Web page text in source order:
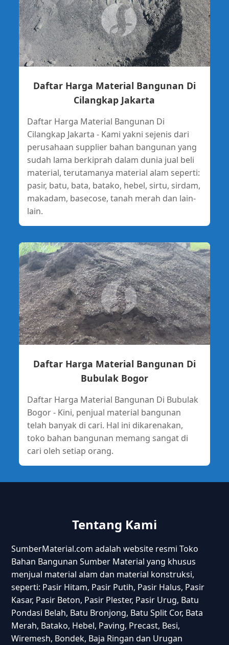
Daftar Harga Material Bangunan Di
Cilangkap Jakarta
Daftar Harga Material Bangunan Di
Cilangkap Jakarta - Kami yakni sejenis dari
perusahaan supplier bahan bangunan yang
sudah lama berkiprah dalam dunia jual beli
material, terutamanya material alam seperti:
pasir, batu, bata, batako, hebel, sirtu, sirdam,
makadam, basecose, tanah merah dan lain-
lain.
Daftar Harga Material Bangunan Di
Bubulak Bogor
Daftar Harga Material Bangunan Di Bubulak
Bogor - Kini, penjual material bangunan
telah banyak di cari. Hal ini dikarenakan,
toko bahan bangunan memang sangat di
cari oleh setiap orang.
Tentang Kami
SumberMaterial.com adalah website resmi Toko
Bahan Bangunan Sumber Material yang khusus
menjual material alam dan material konstruksi,
seperti: Pasir Hitam, Pasir Putih, Pasir Halus, Pasir
Kasar, Pasir Beton, Pasir Plester, Pasir Urug, Batu
Pondasi Belah, Batu Bronjong, Batu Split Cor, Bata
Merah, Batako, Hebel, Paving, Precast, Besi,
Wiremesh, Bondek, Baja Ringan dan Urugan